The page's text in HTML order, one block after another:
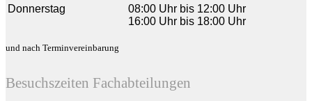
Donnerstag
08:00 Uhr bis 12:00 Uhr
16:00 Uhr bis 18:00 Uhr
und nach Terminvereinbarung
Besuchszeiten Fachabteilungen